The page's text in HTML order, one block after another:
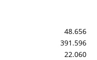
48.656
391.596
22.060